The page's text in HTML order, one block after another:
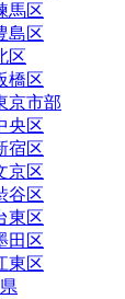
馬区
島区
区
橋区
京市部
央区
宿区
京区
谷区
東区
田区
東区